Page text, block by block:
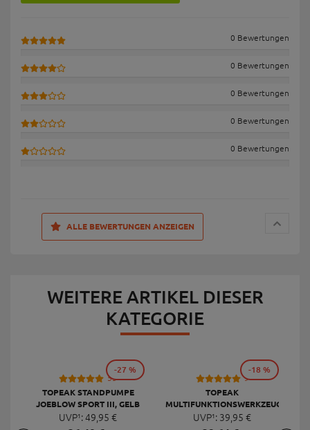
0 Bewertungen
0 Bewertungen
0 Bewertungen
0 Bewertungen
0 Bewertungen
ALLE BEWERTUNGEN ANZEIGEN
WEITERE ARTIKEL DIESER
KATEGORIE
53
TOPEAK STANDPUMPE
JOEBLOW SPORT III, GELB
UVP¹:49,95 €
-27 %
9
TOPEAK
MULTIFUNKTIONSWERKZEUG
MINI 20 PRO
UVP¹: 39,95 €
-18 %